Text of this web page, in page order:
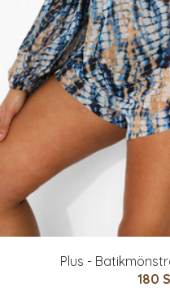
Plus -
180